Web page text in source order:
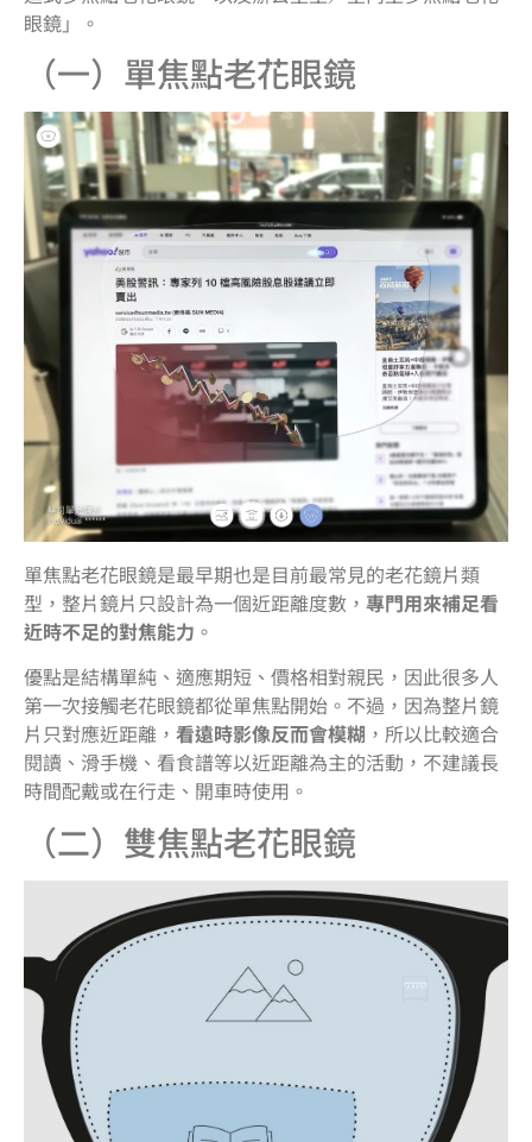
眼鏡」。
（一）單焦點老花眼鏡
單焦點老花眼鏡是最早期也是目前最常見的老花鏡片類
型，整片鏡片只設計為一個近距離度數， 專門用來補足看
近時不足的對焦能力 。
優點是結構單純、適應期短、價格相對親民，因此很多人
第一次接觸老花眼鏡都從單焦點開始。不過，因為整片鏡
片只對應近距離， 看遠時影像反而會模糊 ，所以比較適合
閱讀、滑手機、看食譜等以近距離為主的活動，不建議長
時間配戴或在行走、開車時使用。
（二）雙焦點老花眼鏡